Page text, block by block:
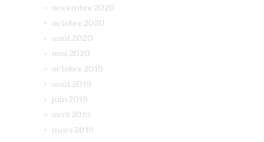
novembre 2020
octobre 2020
août 2020
mai 2020
octobre 2019
août 2019
juin 2019
avril 2019
mars 2019